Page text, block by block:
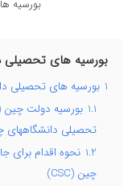
بورسیه
بورسیه های تحصیلی
1 بورسیه های تحصیلی
1.1
تحصیلی دانشگاههای
1.2 نحوه اقدام برای
چین (CSC)